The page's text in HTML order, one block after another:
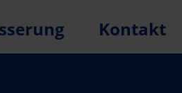
Kontakt